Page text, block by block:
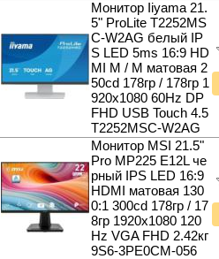
Монитор Iiyama 21.
5" ProLite T2252MS
C-W2AG белый IP
S LED 5ms 16:9 HD
MI M / M матовая 2
50cd 178гр / 178гр 1
920x1080 60Hz DP
FHD USB Touch 4.5
T2252MSC-W2AG
Монитор MSI 21.5"
Pro MP225 E12L че
рный IPS LED 16:9
HDMI матовая 130
0:1 300cd 178гр / 17
8гр 1920x1080 120
Hz VGA FHD 2.42кг
9S6-3PE0CM-056